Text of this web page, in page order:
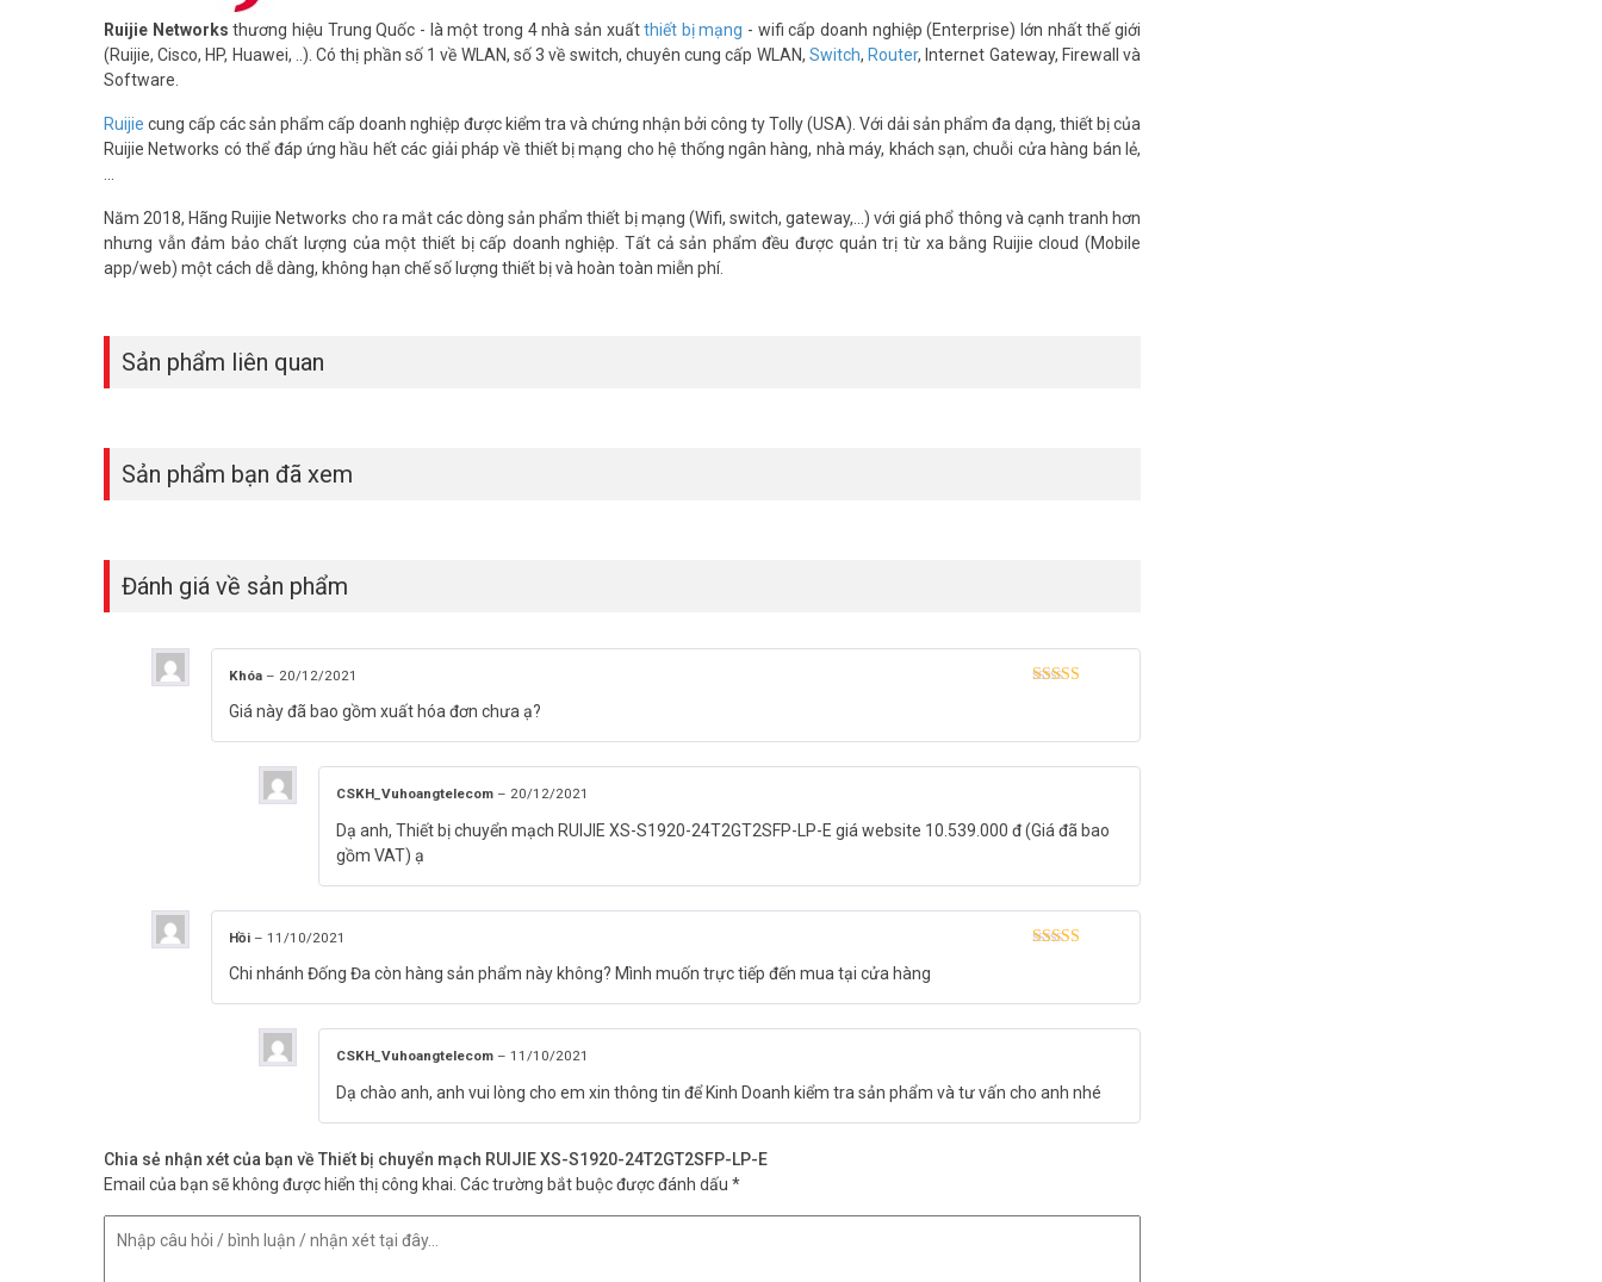
Ruijie Networks thương hiệu Trung Quốc - là một trong 4 nhà sản xuấtthiết bị mạng - wifi cấp doanh nghiệp (Enterprise) lớn nhất thế giới
(Ruijie, Cisco, HP, Huawei, ..). Có thị phần số 1 về WLAN, số 3 về switch, chuyên cung cấp WLAN, Switch,Router, Internet Gateway, Firewall và
Software.
Ruijie cung cấp các sản phẩm cấp doanh nghiệp được kiểm tra và chứng nhận bởi công ty Tolly (USA). Với dải sản phẩm đa dạng, thiết bị của
Ruijie Networks có thể đáp ứng hầu hết các giải pháp về thiết bị mạng cho hệ thống ngân hàng, nhà máy, khách sạn, chuỗi cửa hàng bán lẻ,
Năm 2018, Hãng Ruijie Networks cho ra mắt các dòng sản phẩm thiết bị mạng (Wifi, switch, gateway,...) với giá phổ thông và cạnh tranh hơn
nhưng vẫn đảm bảo chất lượng của một thiết bị cấp doanh nghiệp. Tất cả sản phẩm đều được quản trị từ xa bằng Ruijie cloud (Mobile
app/web) một cách dễ dàng, không hạn chế số lượng thiết bị và hoàn toàn miễn phí.
Sản phẩm liên quan
Sản phẩm bạn đã xem
Đánh giá về sản phẩm
Khóa – 20/12/2021
Giá này đã bao gồm xuất hóa đơn chưa ạ?
CSKH_Vuhoangtelecom – 20/12/2021
Dạ anh, Thiết bị chuyển mạch RUIJIE XS-S1920-24T2GT2SFP-LP-E giá website 10.539.000 đ (Giá đã bao
gồm VAT) ạ
Hồi – 11/10/2021
Chi nhánh Đống Đa còn hàng sản phẩm này không? Mình muốn trực tiếp đến mua tại cửa hàng
CSKH_Vuhoangtelecom – 11/10/2021
Dạ chào anh, anh vui lòng cho em xin thông tin để Kinh Doanh kiểm tra sản phẩm và tư vấn cho anh nhé
Chia sẻ nhận xét của bạn về Thiết bị chuyển mạch RUIJIE XS-S1920-24T2GT2SFP-LP-E
Email của bạn sẽ không được hiển thị công khai. Các trường bắt buộc được đánh dấu *